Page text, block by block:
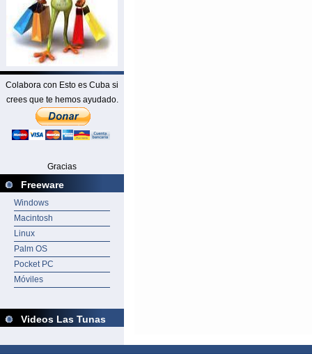
Colabora con Esto es Cuba si
crees que te hemos ayudado.
Gracias
Freeware
Windows
Macintosh
Linux
Palm OS
Pocket PC
Móviles
Videos Las Tunas